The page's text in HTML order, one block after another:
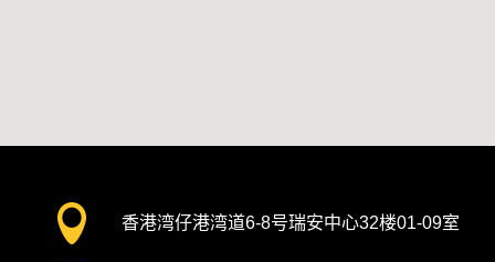
香港湾仔港湾道6-8号瑞安中心32楼01-09室